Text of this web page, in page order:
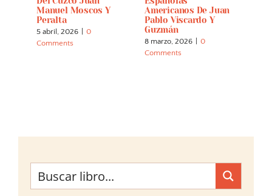
Manuel Moscos Y
Peralta
5 abril, 2026
0
Comments
Americanos De Juan
Pablo Viscardo Y
Guzmán
8 marzo, 2026
0
Comments